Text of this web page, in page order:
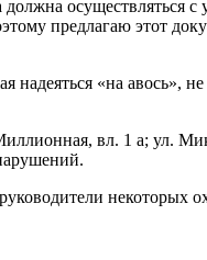
осуществляться с
предлагаю этот
«на авось»,
вл. 1 а; ул.